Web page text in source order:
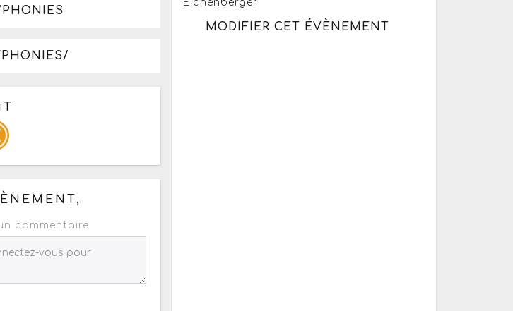
/ réseau social
commentaire
Eichenberger
MODIFIER CET ÉVÈNEMENT